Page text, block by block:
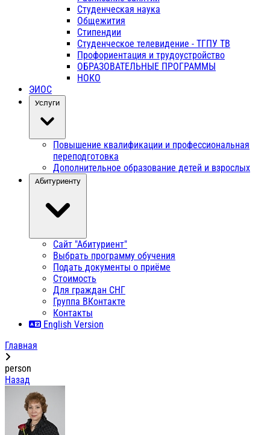
Студенческая наука
Общежития
Стипендии
Студенческое телевидение - ТГПУ ТВ
Профориентация и трудоустройство
ОБРАЗОВАТЕЛЬНЫЕ ПРОГРАММЫ
НОКО
ЭИОС
Услуги
Повышение квалификации и профессиональная
переподготовка
Дополнительное образование детей и взрослых
Абитуриенту
Сайт "Абитуриент"
Выбрать программу обучения
Подать документы о приёме
Стоимость
Для граждан СНГ
Группа ВКонтакте
Контакты
English Version
Главная
person
Назад